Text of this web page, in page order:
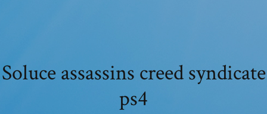
Soluce assassins creed syndicate
ps4